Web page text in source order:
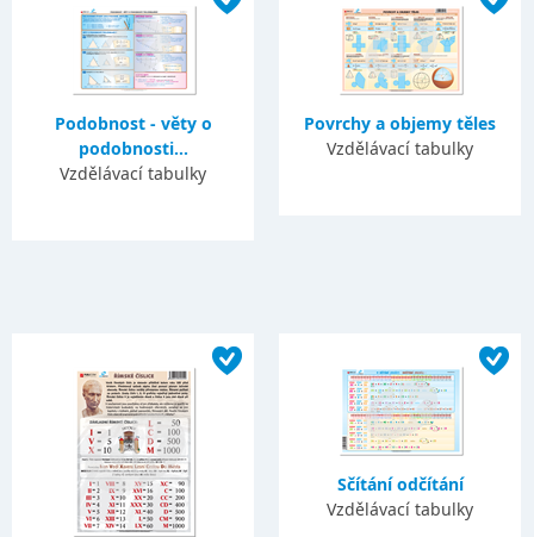
Podobnost - věty o
podobnosti...
Vzdělávací tabulky
Povrchy a objemy těles
Vzdělávací tabulky
Sčítání odčítání
Vzdělávací tabulky